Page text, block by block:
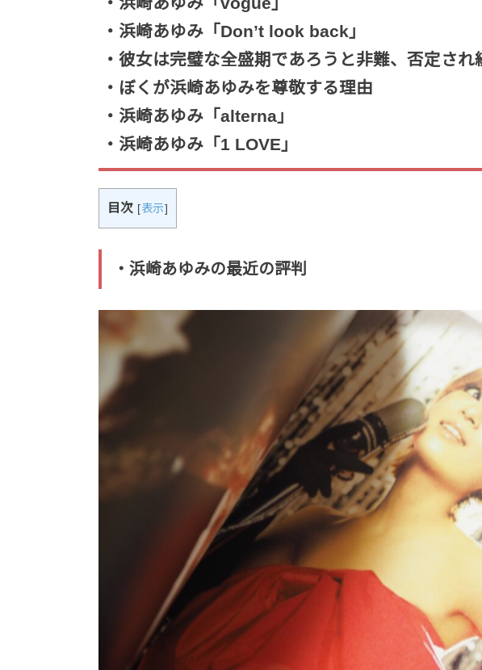
・浜崎あゆみ「Don’t look back」
・彼女は完璧な全盛期であろうと非難、否定され
・ぼくが浜崎あゆみを尊敬する理由
・浜崎あゆみ「alterna」
・浜崎あゆみ「1 LOVE」
目次 [表示]
・浜崎あゆみの最近の評判